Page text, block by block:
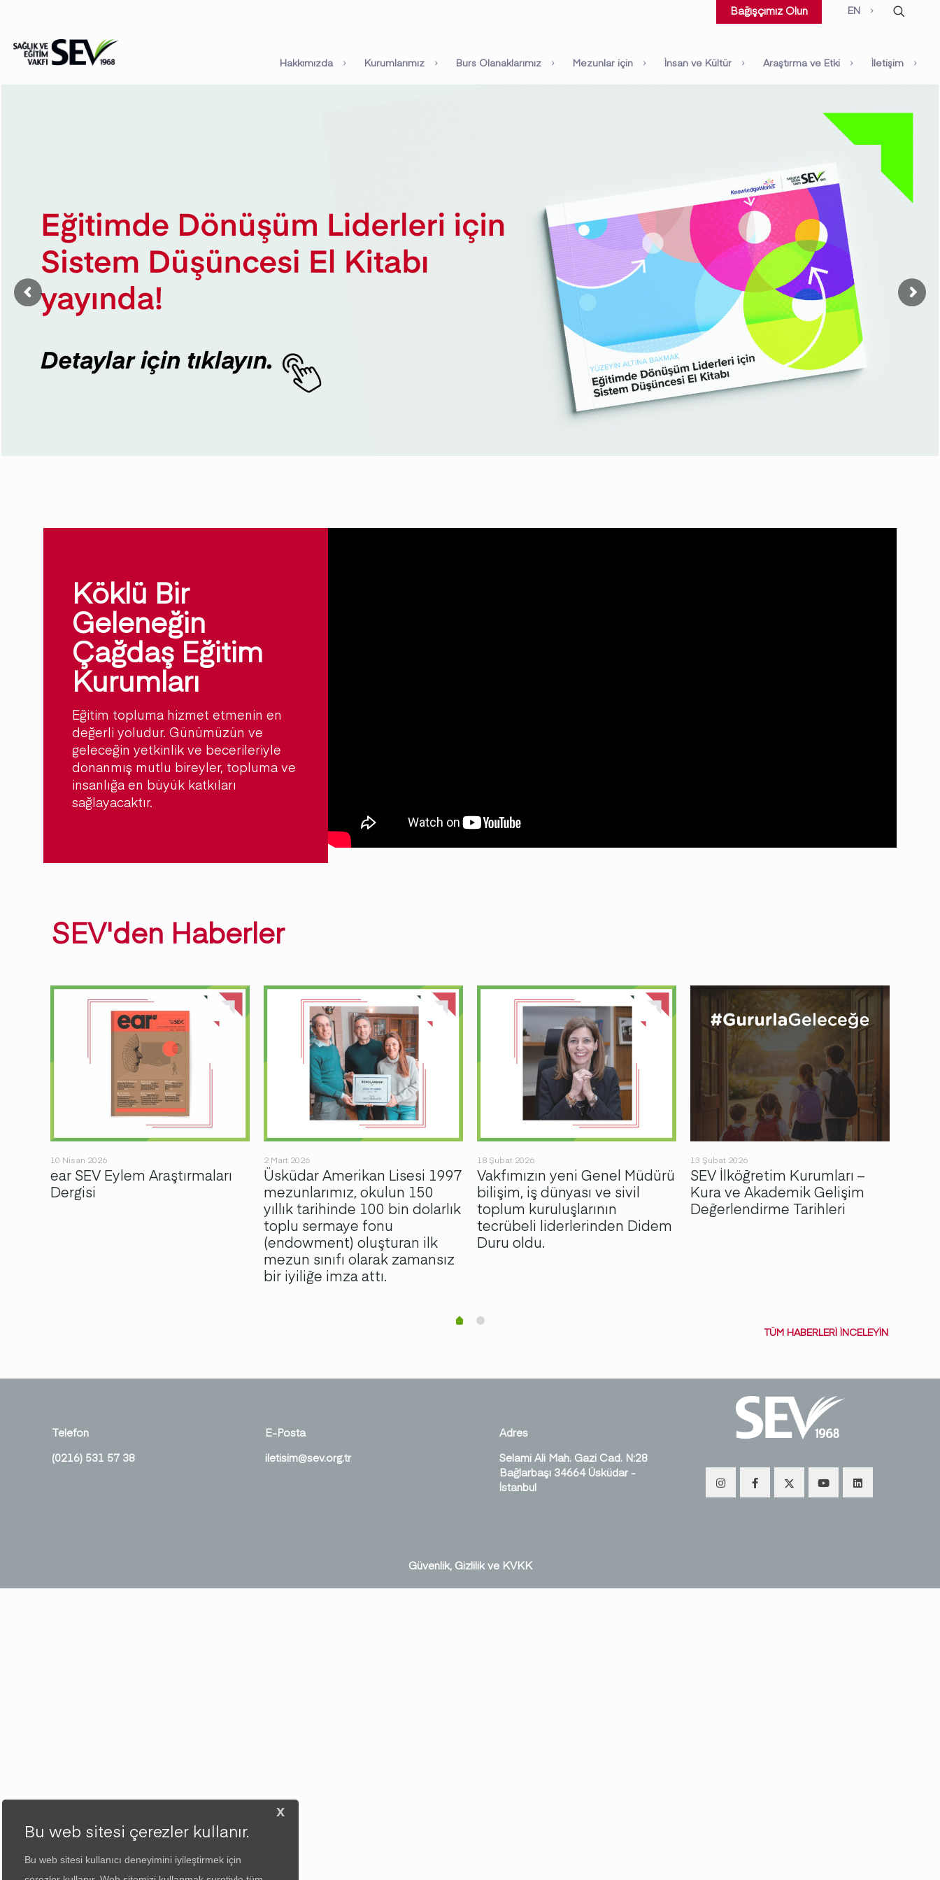
Bağışçımız Olun EN
Hakkımızda Kurumlarımız Burs Olanaklarımız Mezunlar için İnsan ve Kültür Araştırma ve Etki İletişim
Köklü Bir
Geleneğin
Çağdaş Eğitim
Kurumları
Eğitim topluma hizmet etmenin en
değerli yoludur. Günümüzün ve
geleceğin yetkinlik ve becerileriyle
donanmış mutlu bireyler, topluma ve
insanlığa en büyük katkıları
sağlayacaktır.
SEV'den Haberler
10 Nisan 2026
ear SEV Eylem Araştırmaları
Dergisi
2 Mart 2026
Üsküdar Amerikan Lisesi 1997
mezunlarımız, okulun 150
yıllık tarihinde 100 bin dolarlık
toplu sermaye fonu
(endowment) oluşturan ilk
mezun sınıfı olarak zamansız
bir iyiliğe imza attı.
18 Şubat 2026
Vakfımızın yeni Genel Müdürü
bilişim, iş dünyası ve sivil
toplum kuruluşlarının
tecrübeli liderlerinden Didem
Duru oldu.
13 Şubat 2026
SEV İlköğretim Kurumları –
Kura ve Akademik Gelişim
Değerlendirme Tarihleri
TÜM HABERLERİ İNCELEYİN
Telefon
(0216) 531 57 38
E-Posta
iletisim@sev.org.tr
Adres
Selami Ali Mah. Gazi Cad. N:28
Bağlarbaşı 34664 Üsküdar -
İstanbul
Güvenlik, Gizlilik ve KVKK
x
Bu web sitesi çerezler kullanır.
Bu web sitesi kullanıcı deneyimini iyileştirmek için